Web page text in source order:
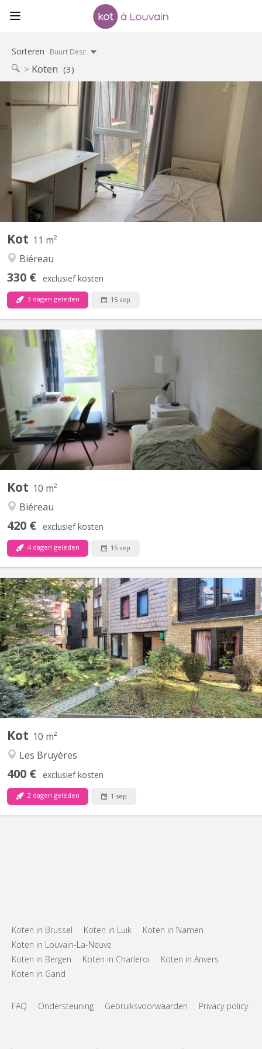
Sorteren Buurt Desc
Koten (3)
Kot 11 m²
Biéreau
330 € exclusief kosten
3 dagen geleden 15 sep
KV 2256
Chambre de 11m2, meublée, équipée d’un évier. Résidence
disposant d’un parking et d’un cadre verdoyant. Loyer €450 /
mois : toutes charges comprises Garantie locative €700 Taxe de
séjour lln : €325 / an Commun de 8 chambres au rez-de-
chaussée-de-chaussée, comprenant 1 salle de douche, 2 WC, 1...
Kot 10 m²
Biéreau
420 € exclusief kosten
4 dagen geleden 15 sep
Chambre 313 au 3e étage dans un communautaire de 6. 2 WC 1
douche commune pour 2 chambres Lit sans matelas
Environnement verdoyant et calme.
Kot 10 m²
Les Bruyères
400 € exclusief kosten
2 dagen geleden 1 sep
KV 1583
Chambre meublée avec lavabo individuel située dans un
appartement de type communautaire compose de 8 chambres
d'étudiants.
Koten in Brussel Koten in Luik
Koten in Namen
Koten in Louvain-La-Neuve
Koten in Bergen
Koten in Charleroi
Koten in Anvers
Koten in Gand
FAQ Ondersteuning Gebruiksvoorwaarden Privacy policy